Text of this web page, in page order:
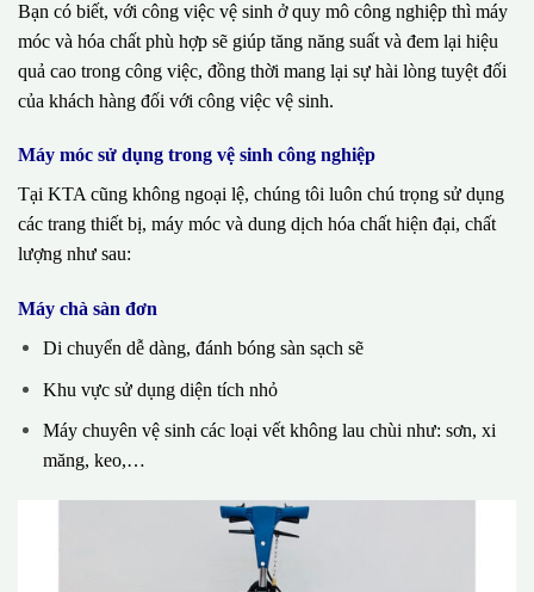
Bạn có biết, với công việc vệ sinh ở quy mô công nghiệp thì máy
móc và hóa chất phù hợp sẽ giúp tăng năng suất và đem lại hiệu
quả cao trong công việc, đồng thời mang lại sự hài lòng tuyệt đối
của khách hàng đối với công việc vệ sinh.
Máy móc sử dụng trong vệ sinh công nghiệp
Tại KTA cũng không ngoại lệ, chúng tôi luôn chú trọng sử dụng
các trang thiết bị, máy móc và dung dịch hóa chất hiện đại, chất
lượng như sau:
Máy chà sàn đơn
Di chuyển dễ dàng, đánh bóng sàn sạch sẽ
Khu vực sử dụng diện tích nhỏ
Máy chuyên vệ sinh các loại vết không lau chùi như: sơn, xi
măng, keo,…